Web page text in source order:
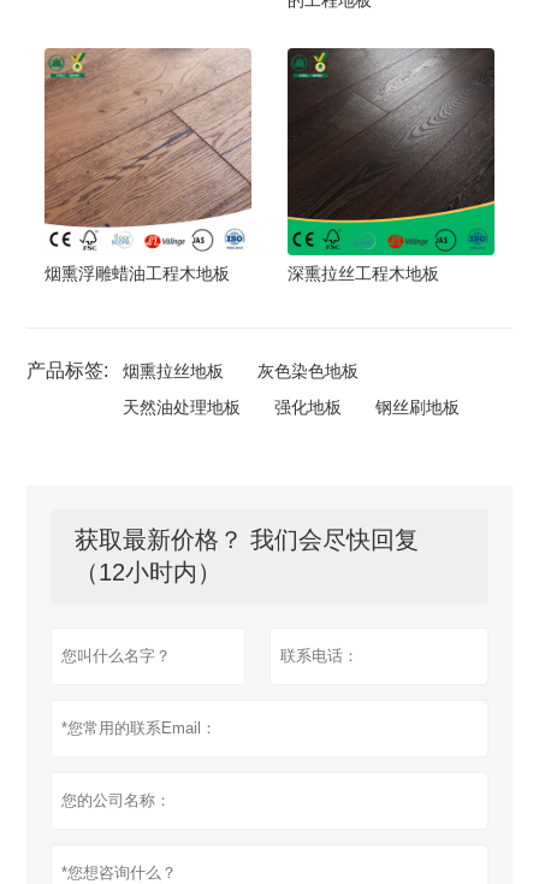
烟熏浮雕蜡油工程木地板 深熏拉丝工程木地板
产品标签: 烟熏拉丝地板
灰色染色地板
天然油处理地板
强化地板 钢丝刷地板
获取最新价格？ 我们会尽快回复
（12小时内）